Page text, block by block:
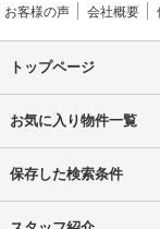
お客様の声
会社概要
トップページ
お気に入り物件一覧
保存した検索条件